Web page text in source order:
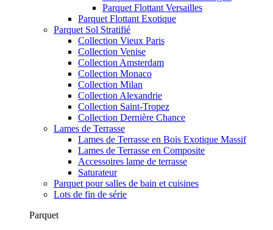
Parquet Flottant Versailles
Parquet Flottant Exotique
Parquet Sol Stratifié
Collection Vieux Paris
Collection Venise
Collection Amsterdam
Collection Monaco
Collection Milan
Collection Alexandrie
Collection Saint-Tropez
Collection Dernière Chance
Lames de Terrasse
Lames de Terrasse en Bois Exotique Massif
Lames de Terrasse en Composite
Accessoires lame de terrasse
Saturateur
Parquet pour salles de bain et cuisines
Lots de fin de série
Parquet